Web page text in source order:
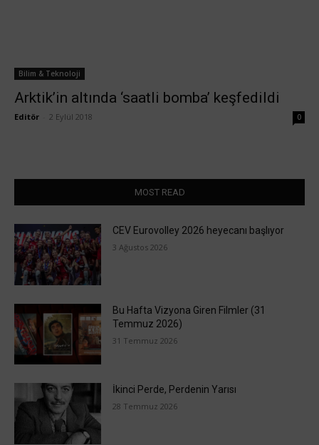
Bilim & Teknoloji
Arktik’in altında ‘saatli bomba’ keşfedildi
Editör 2 Eylül 2018 0
MOST READ
CEV Eurovolley 2026 heyecanı başlıyor
3 Ağustos 2026
Bu Hafta Vizyona Giren Filmler (31
Temmuz 2026)
31 Temmuz 2026
İkinci Perde, Perdenin Yarısı
28 Temmuz 2026